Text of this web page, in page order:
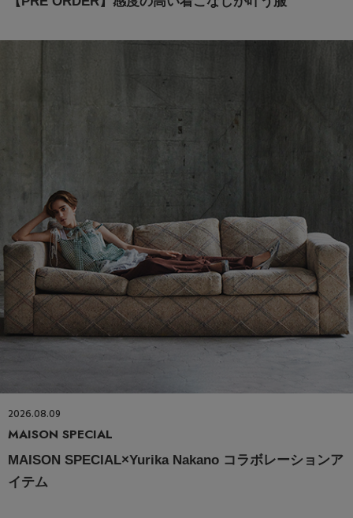
2026.08.09
MAISON SPECIAL
MAISON SPECIAL×Yurika Nakano コラボレーションア
イテム